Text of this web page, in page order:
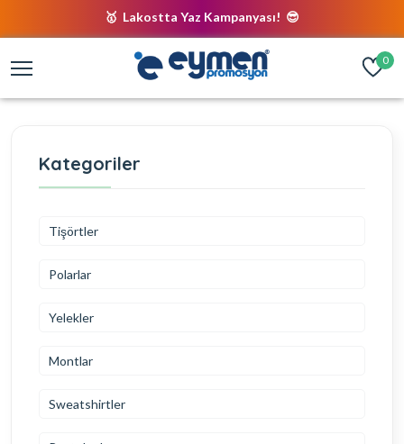
🥇 Lakostta Yaz Kampanyası! 😎
0
Kategoriler
Tişörtler
Polarlar
Yelekler
Montlar
Sweatshirtler